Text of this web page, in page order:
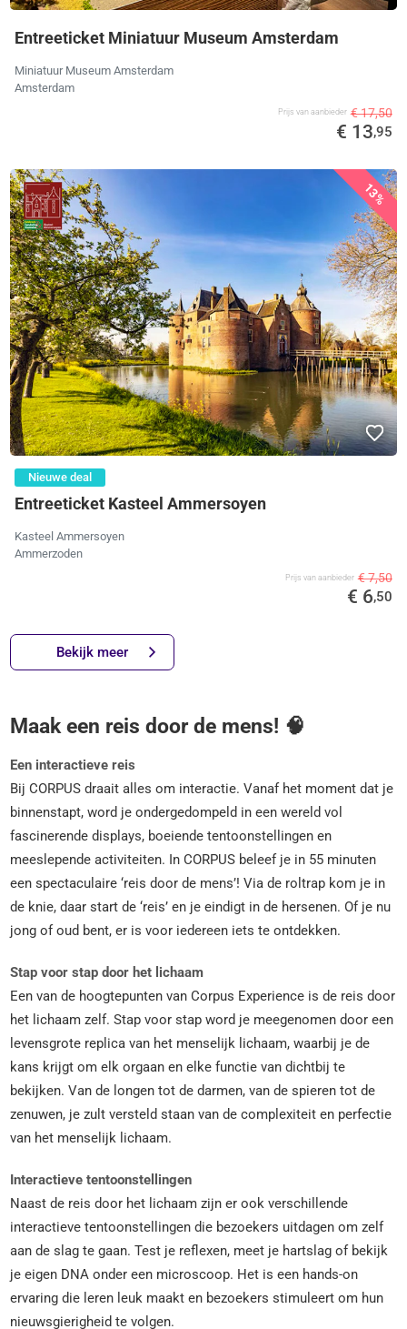
Entreeticket Miniatuur Museum Amsterdam
Miniatuur Museum Amsterdam
Amsterdam
Prijs van aanbieder € 17,50
€ 13,95
13%
Nieuwe deal
Entreeticket Kasteel Ammersoyen
Kasteel Ammersoyen
Ammerzoden
Prijs van aanbieder € 7,50
€ 6,50
Bekijk meer
Maak een reis door de mens! 🧠
Een interactieve reis
Bij CORPUS draait alles om interactie. Vanaf het moment dat je
binnenstapt, word je ondergedompeld in een wereld vol
fascinerende displays, boeiende tentoonstellingen en
meeslepende activiteiten. In CORPUS beleef je in 55 minuten
een spectaculaire ‘reis door de mens’! Via de roltrap kom je in
de knie, daar start de ‘reis’ en je eindigt in de hersenen. Of je nu
jong of oud bent, er is voor iedereen iets te ontdekken.
Stap voor stap door het lichaam
Een van de hoogtepunten van Corpus Experience is de reis door
het lichaam zelf. Stap voor stap word je meegenomen door een
levensgrote replica van het menselijk lichaam, waarbij je de
kans krijgt om elk orgaan en elke functie van dichtbij te
bekijken. Van de longen tot de darmen, van de spieren tot de
zenuwen, je zult versteld staan van de complexiteit en perfectie
van het menselijk lichaam.
Interactieve tentoonstellingen
Naast de reis door het lichaam zijn er ook verschillende
interactieve tentoonstellingen die bezoekers uitdagen om zelf
aan de slag te gaan. Test je reflexen, meet je hartslag of bekijk
je eigen DNA onder een microscoop. Het is een hands-on
ervaring die leren leuk maakt en bezoekers stimuleert om hun
nieuwsgierigheid te volgen.